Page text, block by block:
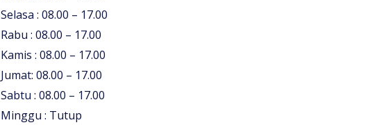
Selasa : 08.00 – 17.00
Rabu : 08.00 – 17.00
Kamis : 08.00 – 17.00
Jumat: 08.00 – 17.00
Sabtu : 08.00 – 17.00
Minggu : Tutup